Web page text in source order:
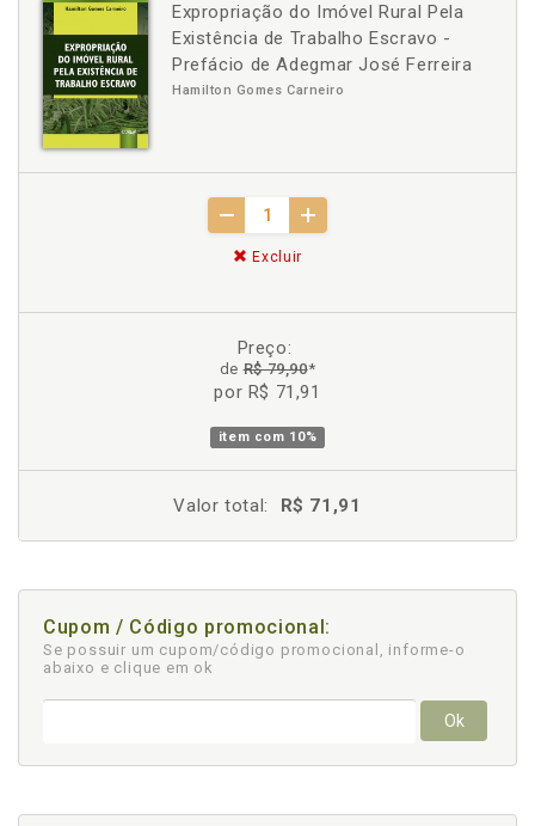
Expropriação do Imóvel Rural Pela
Existência de Trabalho Escravo -
Prefácio de Adegmar José Ferreira
Hamilton Gomes Carneiro
Excluir
Preço:
deR$ 79,90*
por R$ 71,91
item com 10%
Valor total: R$ 71,91
Cupom / Código promocional:
Se possuir um cupom/código promocional, informe-o
abaixo e clique em ok
Ok